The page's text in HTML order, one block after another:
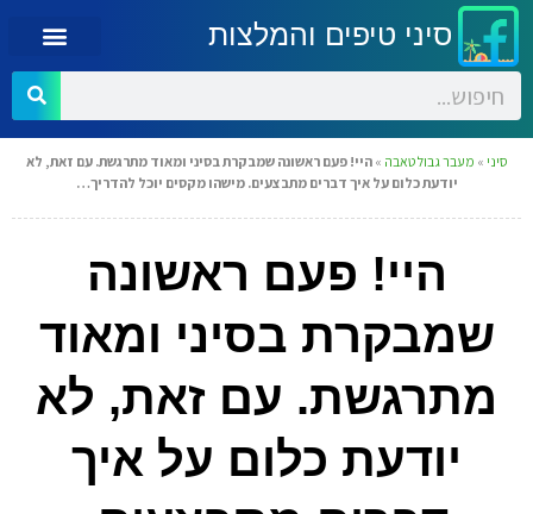
סיני טיפים והמלצות
סיני » מעבר גבול טאבה »היי! פעם ראשונה שמבקרת בסיני ומאוד מתרגשת. עם זאת, לא
יודעת כלום על איך דברים מתבצעים. מישהו מקסים יוכל להדריך…
היי! פעם ראשונה
שמבקרת בסיני ומאוד
מתרגשת. עם זאת, לא
יודעת כלום על איך